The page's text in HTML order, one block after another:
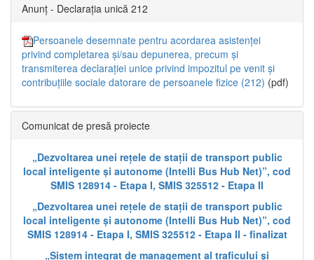
Anunț - Declarația unică 212
Persoanele desemnate pentru acordarea asistenței
privind completarea și/sau depunerea, precum și
transmiterea declarației unice privind impozitul pe venit și
contribuțiile sociale datorare de persoanele fizice (212) (pdf)
Comunicat de presă proiecte
„Dezvoltarea unei rețele de stații de transport public
local inteligente și autonome (Intelli Bus Hub Net)”, cod
SMIS 128914 - Etapa I, SMIS 325512 - Etapa II
„Dezvoltarea unei rețele de stații de transport public
local inteligente și autonome (Intelli Bus Hub Net)”, cod
SMIS 128914 - Etapa I, SMIS 325512 - Etapa II - finalizat
„Sistem integrat de management al traficului și